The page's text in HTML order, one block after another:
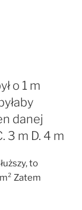
o 1 m
danej
3 m D. 4 m
to
Zatem